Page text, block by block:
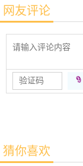
网友评论
猜你喜欢